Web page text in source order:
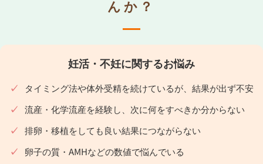
んか？
妊活・不妊に関するお悩み
タイミング法や体外受精を続けているが、結果が出ず不安
流産・化学流産を経験し、次に何をすべきか分からない
排卵・移植をしても良い結果につながらない
卵子の質・AMHなどの数値で悩んでいる